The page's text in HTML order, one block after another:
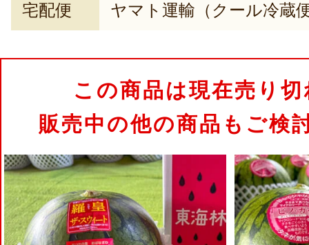
宅配便 ヤマト運輸（クール冷蔵
この商品は現在売り
販売中の他の商品もご検